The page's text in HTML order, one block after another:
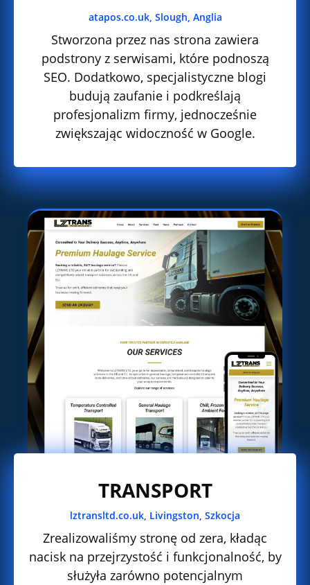
atapos.co.uk, Slough, Anglia
Stworzona przez nas strona zawiera
podstrony z serwisami, które podnoszą
SEO. Dodatkowo, specjalistyczne blogi
budują zaufanie i podkreślają
profesjonalizm firmy, jednocześnie
zwiększając widoczność w Google.
TRANSPORT
lztransltd.co.uk, Livingston, Szkocja
Zrealizowaliśmy stronę od zera, kładąc
nacisk na przejrzystość i funkcjonalność, by
służyła zarówno potencjalnym